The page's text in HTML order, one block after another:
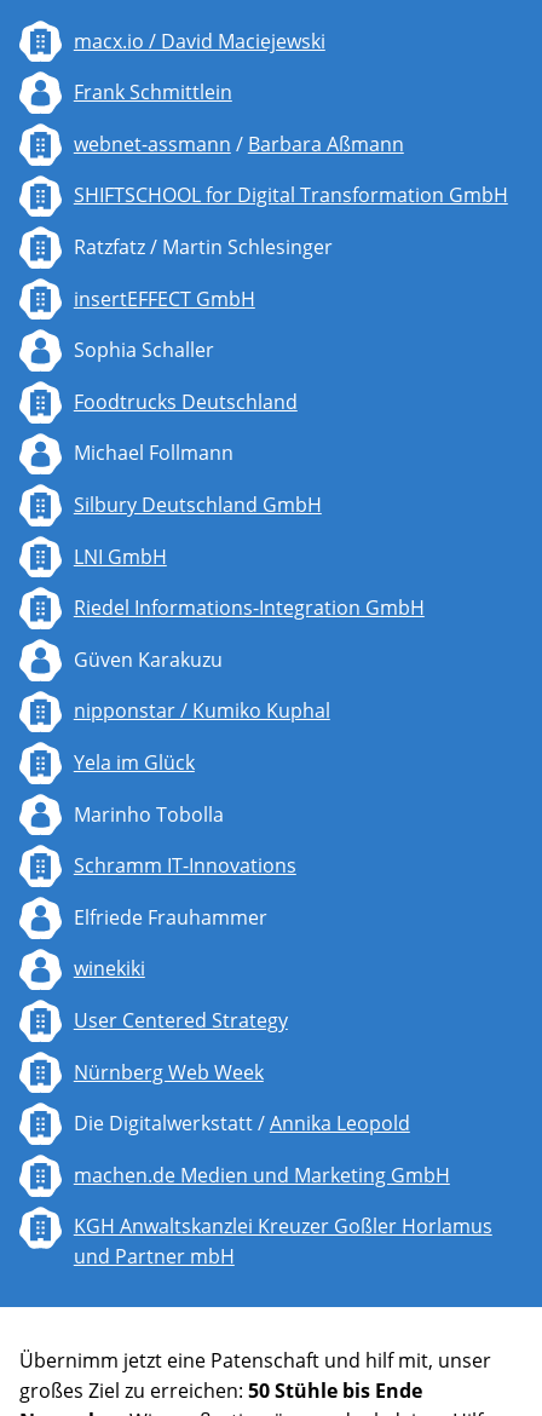
macx.io / David Maciejewski
Frank Schmittlein
webnet-assmann / Barbara Aßmann
SHIFTSCHOOL for Digital Transformation GmbH
Ratzfatz / Martin Schlesinger
insertEFFECT GmbH
Sophia Schaller
Foodtrucks Deutschland
Michael Follmann
Silbury Deutschland GmbH
LNI GmbH
Riedel Informations-Integration GmbH
Güven Karakuzu
nipponstar / Kumiko Kuphal
Yela im Glück
Marinho Tobolla
Schramm IT-Innovations
Elfriede Frauhammer
winekiki
User Centered Strategy
Nürnberg Web Week
Die Digitalwerkstatt /Annika Leopold
machen.de Medien und Marketing GmbH
KGH Anwaltskanzlei Kreuzer Goßler Horlamus
und Partner mbH
Übernimm jetzt eine Patenschaft und hilf mit, unser
großes Ziel zu erreichen: 50 Stühle bis Ende